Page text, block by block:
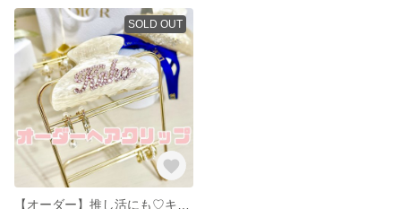
SOLD OUT